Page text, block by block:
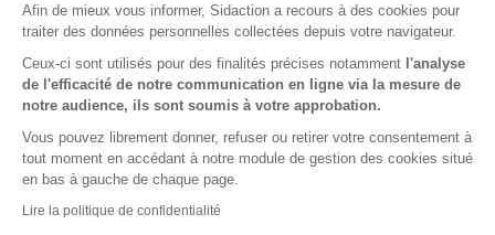
Afin de mieux vous informer, Sidaction a recours à des cookies pour
traiter des données personnelles collectées depuis votre navigateur.
Ceux-ci sont utilisés pour des finalités précises notamment l'analyse
de l'efficacité de notre communication en ligne via la mesure de
notre audience, ils sont soumis à votre approbation.
Vous pouvez librement donner, refuser ou retirer votre consentement à
tout moment en accédant à notre module de gestion des cookies situé
en bas à gauche de chaque page.
Lire la politique de confidentialité
Newsletter
Nous suivre sur les réseaux :
CONDITIONS D’UTILISATION ET PROTECTION DES DONNÉES
This site uses cookies and gives you control over what you want to
En savoir plus